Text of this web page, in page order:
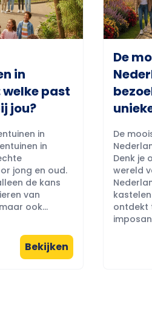
in
past
jou?
in
in
jong en oud.
de kans
van
ook...
Bekijken
De
De
Denk je
wereld
ontdekt